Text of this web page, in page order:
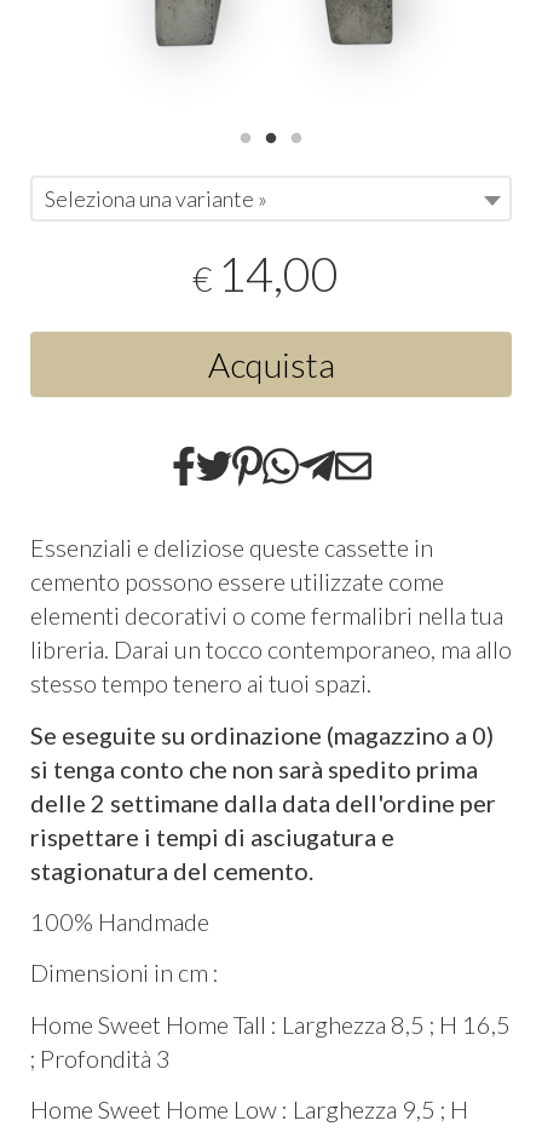
Seleziona una variante »
€ 14,00
Acquista
Essenziali e deliziose queste cassette in
cemento possono essere utilizzate come
elementi decorativi o come fermalibri nella tua
libreria. Darai un tocco contemporaneo, ma allo
stesso tempo tenero ai tuoi spazi.
Se eseguite su ordinazione (magazzino a 0)
si tenga conto che non sarà spedito prima
delle 2 settimane dalla data dell'ordine per
rispettare i tempi di asciugatura e
stagionatura del cemento.
100% Handmade
Dimensioni in cm :
Home Sweet Home Tall : Larghezza 8,5 ; H 16,5
; Profondità 3
Home Sweet Home Low : Larghezza 9,5 ; H